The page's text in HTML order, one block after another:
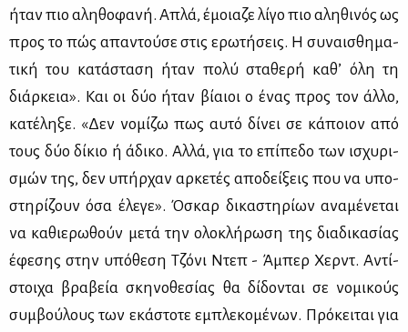
ήταν πιο αλη­θο­φα­νή. Απλά, έμοια­ζε λί­γο πιο αλη­θι­νός ως
προς το πώς απα­ντού­σε στις ερω­τή­σεις. Η συ­ναι­σθη­μα­
τι­κή του κα­τά­στα­ση ήταν πο­λύ στα­θε­ρή κα­θ’ όλη τη
διάρ­κεια». Και οι δύο ήταν βί­αιοι ο ένας προς τον άλ­λο,
κα­τέ­λη­ξε. «Δεν νο­μί­ζω πως αυ­τό δί­νει σε κά­ποιον από
τους δύο δί­κιο ή άδι­κο. Αλ­λά, για το επί­πε­δο των ισχυ­ρι­
σμών της, δεν υπήρ­χαν αρ­κε­τές απο­δεί­ξεις που να υπο­
στη­ρί­ζουν όσα έλε­γε». Όσκαρ δι­κα­στη­ρί­ων ανα­μέ­νε­ται
να κα­θιε­ρω­θούν με­τά την ολο­κλή­ρω­ση της δια­δι­κα­σί­ας
έφε­σης στην υπό­θε­ση Τζό­νι Ντεπ - Άμπερ Χερντ. Αντί­
στοι­χα βρα­βεία σκη­νο­θε­σί­ας θα δί­δο­νται σε νο­μι­κούς
συμ­βού­λους των εκά­στο­τε εμπλε­κο­μέ­νων. Πρό­κει­ται για